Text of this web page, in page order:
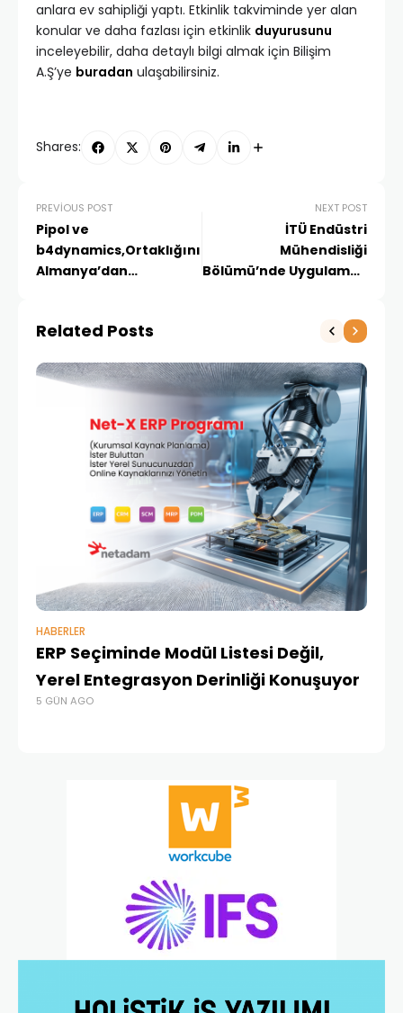
anlara ev sahipliği yaptı. Etkinlik takviminde yer alan
konular ve daha fazlası için etkinlik duyurusunu
inceleyebilir, daha detaylı bilgi almak için Bilişim
A.Ş’ye buradan ulaşabilirsiniz.
Shares:
PREVIOUS POST
Pipol ve
b4dynamics,Ortaklığını
Almanya’dan
NEXT POST
İTÜ Endüstri
Mühendisliği
Bölümü’nde Uygulamalı
Related Posts
HABERLER
ERP Seçiminde Modül Listesi Değil,
Yerel Entegrasyon Derinliği Konuşuyor
5 GÜN AGO